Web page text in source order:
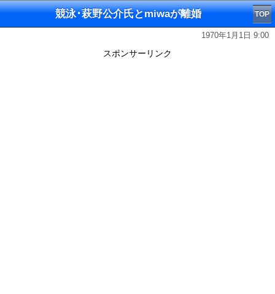
競泳･萩野公介氏とmiwaが離婚 TOP
1970年1月1日 9:00
スポンサーリンク